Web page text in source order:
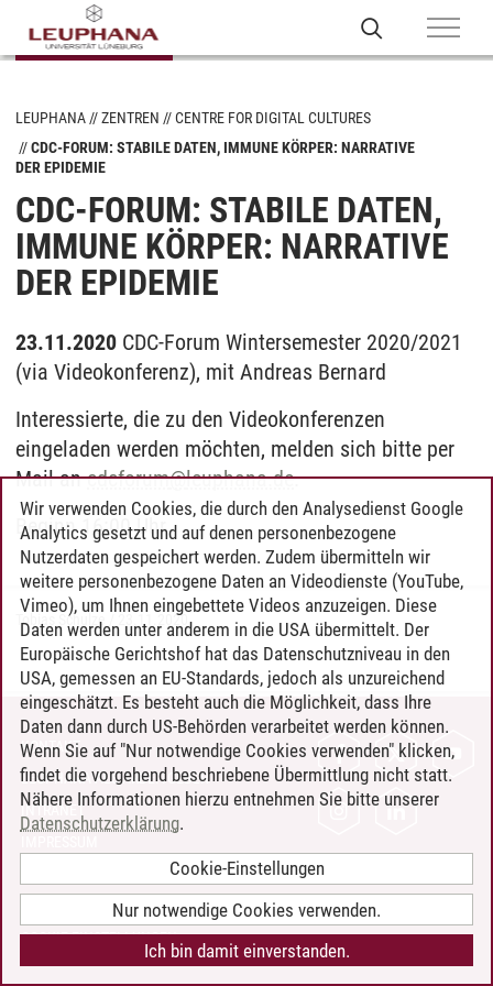
LEUPHANA ZENTREN
CENTRE FOR DIGITAL CULTURES
CDC-FORUM: STABILE DATEN, IMMUNE KÖRPER: NARRATIVE
DER EPIDEMIE
CDC-FORUM: STABILE DATEN,
IMMUNE KÖRPER: NARRATIVE
DER EPIDEMIE
23.11.2020 CDC-Forum Wintersemester 2020/2021
(via Videokonferenz), mit Andreas Bernard
Interessierte, die zu den Videokonferenzen
eingeladen werden möchten, melden sich bitte per
Mail ancdcforum@leuphana.de.
Beginn 16:00 Uhr
Tobias Schulze 23.11.2020
KONTAKT
LEUPHANA ALS ARBEITGEBER
INTRANET
BARRIEREFREIHEIT
COOKIE-EINSTELLUNGEN
Wir verwenden Cookies, die durch den Analysedienst Google
Analytics gesetzt und auf denen personenbezogene
Nutzerdaten gespeichert werden. Zudem übermitteln wir
weitere personenbezogene Daten an Videodienste (YouTube,
Vimeo), um Ihnen eingebettete Videos anzuzeigen. Diese
Daten werden unter anderem in die USA übermittelt. Der
Europäische Gerichtshof hat das Datenschutzniveau in den
USA, gemessen an EU-Standards, jedoch als unzureichend
eingeschätzt. Es besteht auch die Möglichkeit, dass Ihre
Daten dann durch US-Behörden verarbeitet werden können.
Wenn Sie auf "Nur notwendige Cookies verwenden" klicken,
findet die vorgehend beschriebene Übermittlung nicht statt.
Nähere Informationen hierzu entnehmen Sie bitte unserer
Datenschutzerklärung.
Cookie-Einstellungen
Nur notwendige Cookies verwenden.
Ich bin damit einverstanden.